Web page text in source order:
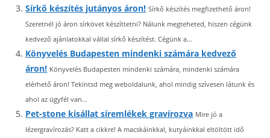
Sírkő készítés jutányos áron! Sírkő készítés megfizethető áron!
Szeretnél jó áron sírkövet készíttetni? Nálunk megteheted, hiszen cégünk
kedvező ajánlatokkal vállal sírkő készítést. Cégünk a...
Könyvelés Budapesten mindenki számára kedvező
áron! Könyvelés Budapesten mindenki számára, mindenki számára
elérhető áron! Tekintsd meg weboldalunk, ahol mindig szívesen látunk és
ahol az ügyfél van...
Pet-stone kisállat síremlékek gravírozva Mire jó a
lézergravírozás? Katt a cikkre! A macskáinkkal, kutyáinkkal eltöltött idő